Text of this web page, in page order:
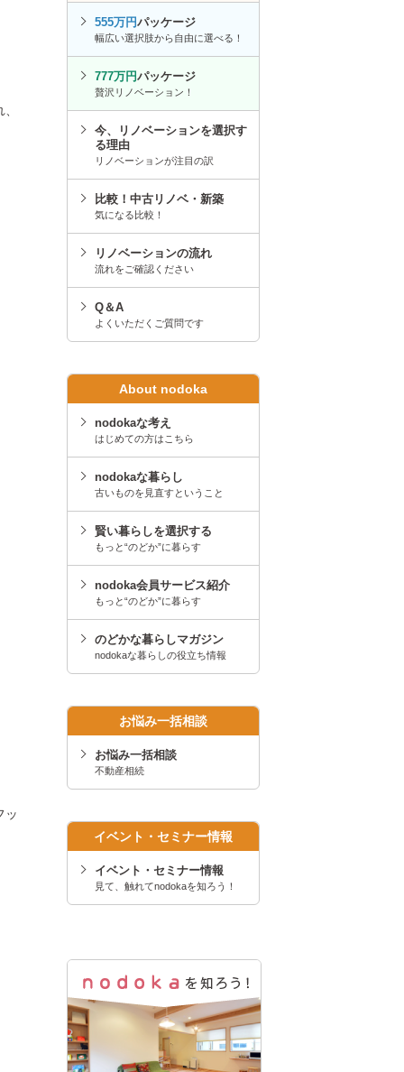
ッ
555万円パッケージ
幅広い選択肢から自由に選べる！
777万円パッケージ
贅沢リノベーション！
今、リノベーションを選択す
る理由
リノベーションが注目の訳
比較！中古リノベ・新築
気になる比較！
リノベーションの流れ
流れをご確認ください
Q＆A
よくいただくご質問です
About nodoka
nodokaな考え
はじめての方はこちら
nodokaな暮らし
古いものを見直すということ
賢い暮らしを選択する
もっと“のどか”に暮らす
nodoka会員サービス紹介
もっと“のどか”に暮らす
のどかな暮らしマガジン
nodokaな暮らしの役立ち情報
お悩み一括相談
お悩み一括相談
不動産相続
イベント・セミナー情報
イベント・セミナー情報
見て、触れてnodokaを知ろう！